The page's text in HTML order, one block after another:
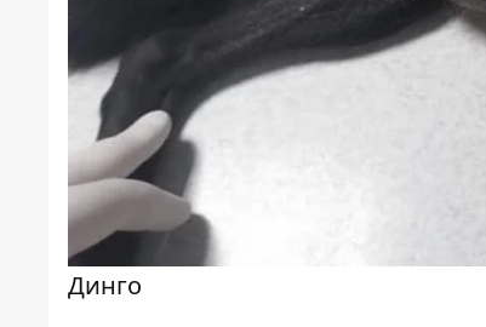
Динго